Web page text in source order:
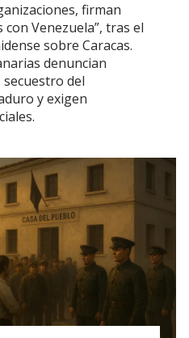
firman
con Venezuela”, tras el
sobre Caracas.
denuncian
del
y exigen